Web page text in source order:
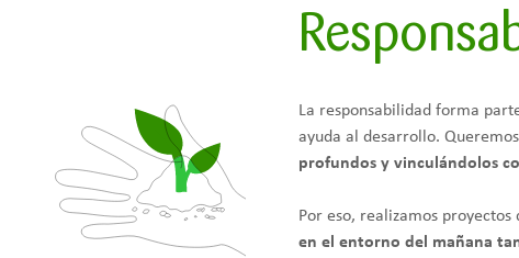
La responsabilidad forma
ayuda al desarrollo.
profundos y vinculándolos
Por eso, realizamos
en el entorno del mañana